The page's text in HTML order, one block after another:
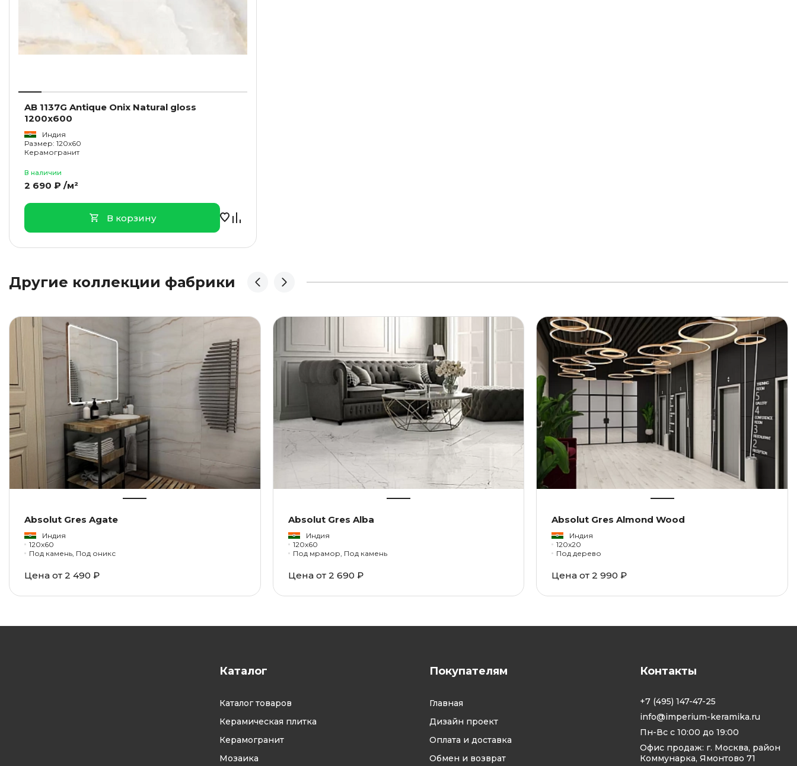
AB 1137G Antique Onix Natural gloss
1200x600
Индия
Размер: 120x60
Керамогранит
В наличии
2 690 ₽ /м²
В корзину
Другие коллекции фабрики
Absolut Gres Agate
Индия
120x60
Под камень, Под оникс
Цена от 2 490 ₽
Absolut Gres Alba
Индия
120x60
Под мрамор, Под камень
Цена от 2 690 ₽
Absolut Gres Almond Wood
Индия
120x20
Под дерево
Цена от 2 990 ₽
Каталог
Каталог товаров
Керамическая плитка
Керамогранит
Мозаика
Покупателям
Главная
Дизайн проект
Оплата и доставка
Обмен и возврат
Контакты
+7 (495) 147-47-25
info@imperium-keramika.ru
Пн-Вс с 10:00 до 19:00
Офис продаж: г. Москва, район
Коммунарка, Ямонтово 71